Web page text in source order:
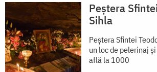
Peștera
Sihla
Peștera Sfintei
un loc de pelerinaj
află la 1000